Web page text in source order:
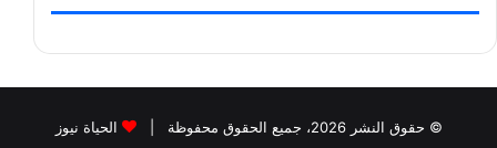
© حقوق النشر 2026، جميع الحقوق محفوظة | الحياة نيوز